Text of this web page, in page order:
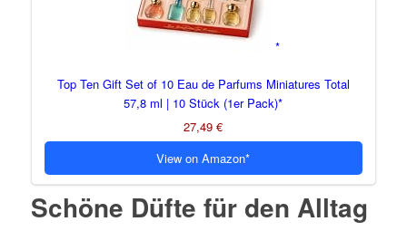
Top Ten Gift Set of 10 Eau de Parfums Miniatures Total
57,8 ml | 10 Stück (1er Pack)
27,49 €
View on Amazon
Schöne Düfte für den Alltag